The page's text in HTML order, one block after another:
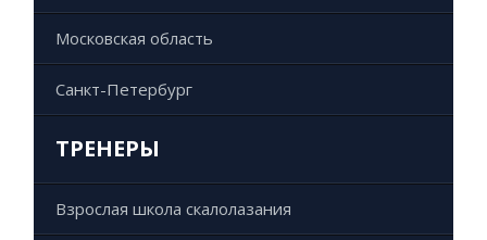
Московская область
Санкт-Петербург
ТРЕНЕРЫ
Взрослая школа скалолазания